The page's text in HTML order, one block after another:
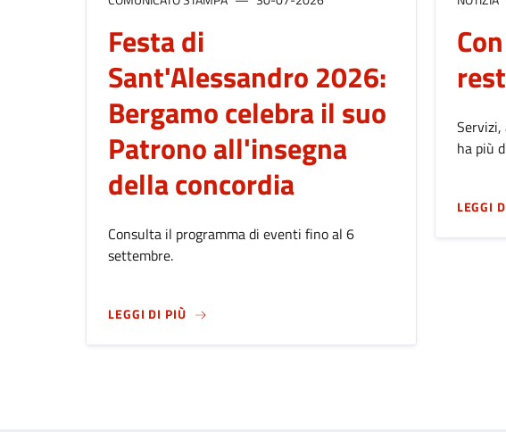
Festa di
Sant'Alessandro 2026:
Bergamo celebra il suo
Patrono all'insegna
della concordia
Consulta il programma di eventi fino al 6
settembre.
LEGGI DI PIÙSUFESTA DI SANT'ALESSANDRO 2026: BERGAMO
ha più
LEGGI